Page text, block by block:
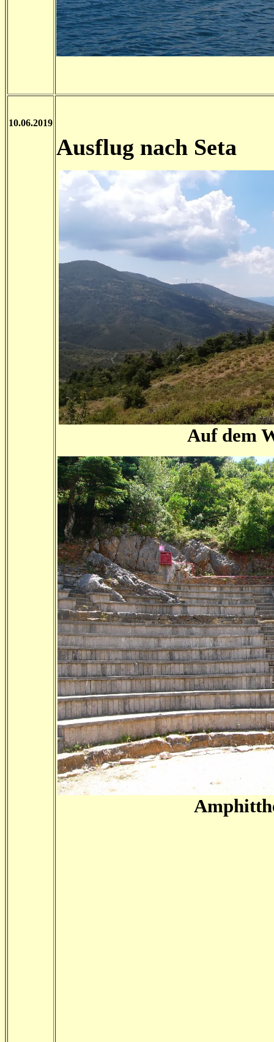
10.06.2019
Ausflug nach Seta
Auf dem